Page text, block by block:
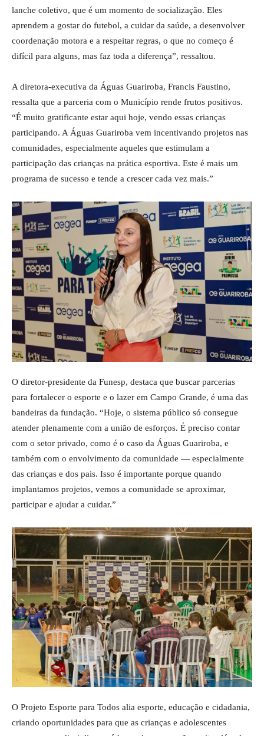
lanche coletivo, que é um momento de socialização. Eles
aprendem a gostar do futebol, a cuidar da saúde, a desenvolver
coordenação motora e a respeitar regras, o que no começo é
difícil para alguns, mas faz toda a diferença”, ressaltou.
A diretora-executiva da Águas Guariroba, Francis Faustino,
ressalta que a parceria com o Município rende frutos positivos.
“É muito gratificante estar aqui hoje, vendo essas crianças
participando. A Águas Guariroba vem incentivando projetos nas
comunidades, especialmente aqueles que estimulam a
participação das crianças na prática esportiva. Este é mais um
programa de sucesso e tende a crescer cada vez mais.”
O diretor-presidente da Funesp, destaca que buscar parcerias
para fortalecer o esporte e o lazer em Campo Grande, é uma das
bandeiras da fundação. “Hoje, o sistema público só consegue
atender plenamente com a união de esforços. É preciso contar
com o setor privado, como é o caso da Águas Guariroba, e
também com o envolvimento da comunidade — especialmente
das crianças e dos pais. Isso é importante porque quando
implantamos projetos, vemos a comunidade se aproximar,
participar e ajudar a cuidar.”
O Projeto Esporte para Todos alia esporte, educação e cidadania,
criando oportunidades para que as crianças e adolescentes